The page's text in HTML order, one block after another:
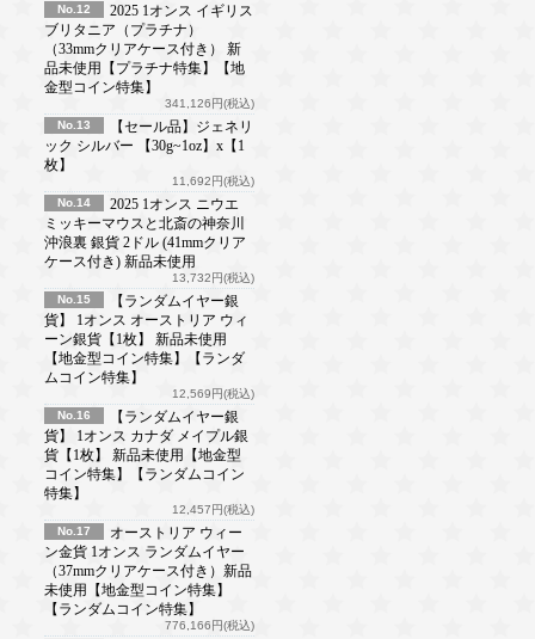
No.12
2025 1オンス イギリス
ブリタニア（プラチナ）
（33mmクリアケース付き） 新
品未使用【プラチナ特集】【地
金型コイン特集】
341,126円(税込)
No.13
【セール品】ジェネリ
ック シルバー 【30g~1oz】x【1
枚】
11,692円(税込)
No.14
2025 1オンス ニウエ
ミッキーマウスと北斎の神奈川
沖浪裏 銀貨 2ドル (41mmクリア
ケース付き) 新品未使用
13,732円(税込)
No.15
【ランダムイヤー銀
貨】 1オンス オーストリア ウィ
ーン銀貨【1枚】 新品未使用
【地金型コイン特集】【ランダ
ムコイン特集】
12,569円(税込)
No.16
【ランダムイヤー銀
貨】 1オンス カナダ メイプル銀
貨【1枚】 新品未使用【地金型
コイン特集】【ランダムコイン
特集】
12,457円(税込)
No.17
オーストリア ウィー
ン金貨 1オンス ランダムイヤー
（37mmクリアケース付き）新品
未使用【地金型コイン特集】
【ランダムコイン特集】
776,166円(税込)